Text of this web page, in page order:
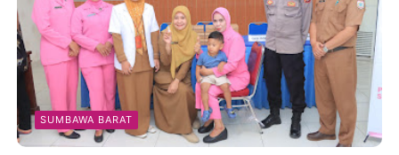
SUMBAWA BARAT